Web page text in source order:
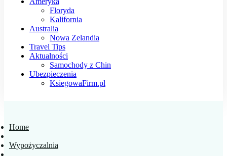
Floryda
Kalifornia
Australia
Nowa Zelandia
Travel Tips
Aktualności
Samochody z Chin
Ubezpieczenia
KsiegowaFirm.pl
Home
Wypożyczalnia